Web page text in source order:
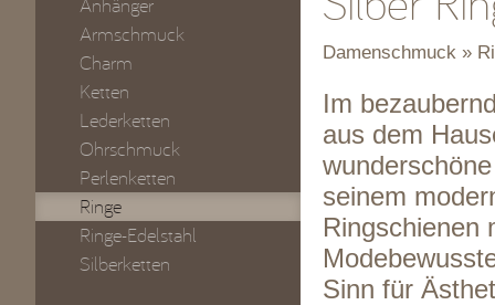
Anhänger
Armschmuck
Charm
Ketten
Lederketten
Ohrschmuck
Perlenketten
Ringe
Ringe-Edelstahl
Silberketten
Damenschmuck »
Im
aus dem
seinem
Ringschienen
Sinn für